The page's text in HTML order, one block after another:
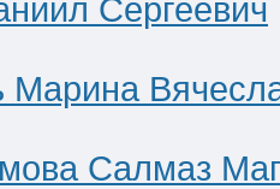
Сергеевич
Марина
Салмаз